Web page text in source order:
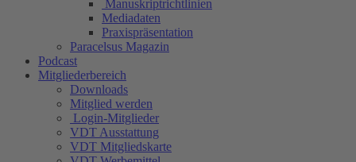
Manuskriptrichtlinien
Mediadaten
Praxispräsentation
Paracelsus Magazin
Podcast
Mitgliederbereich
Downloads
Mitglied werden
Login-Mitglieder
VDT Ausstattung
VDT Mitgliedskarte